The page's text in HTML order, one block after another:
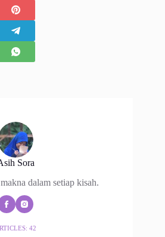
Sora
dalam setiap kisah.
42